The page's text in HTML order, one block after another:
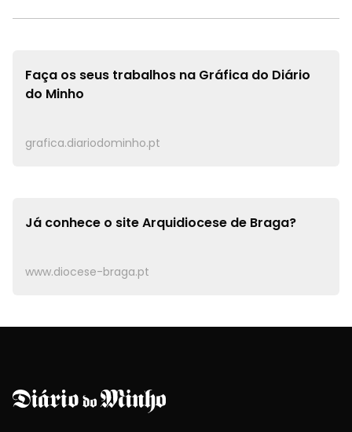
Faça os seus trabalhos na Gráfica do Diário
do Minho
grafica.diariodominho.pt
Já conhece o siteArquidiocese de Braga?
www.diocese-braga.pt